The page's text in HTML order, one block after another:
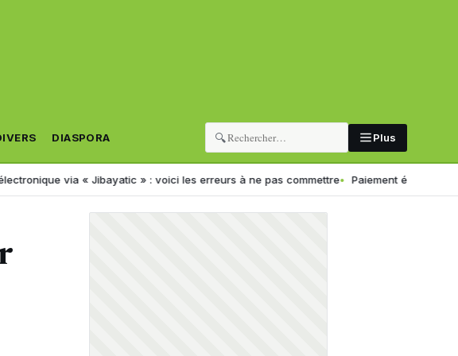
DIASPORA 🔍 Plus
« Jibayatic » : voici les erreurs à ne pas commettre Paiement électronique en